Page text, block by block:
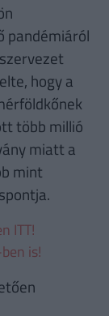
pandémiáról
hogy a
több millió
miatt a
mint
ITT!
is!